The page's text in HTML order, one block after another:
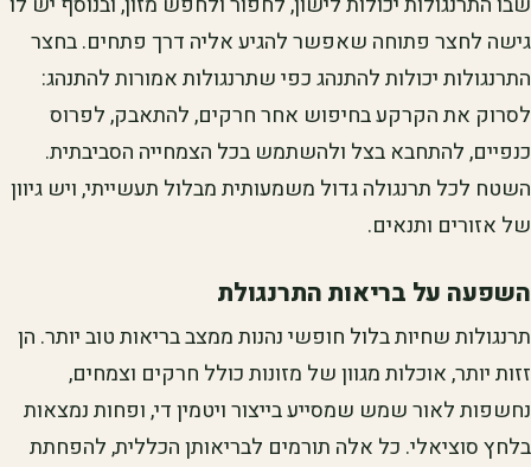
גישה לחצר פתוחה שאפשר להגיע אליה דרך פתחים. בחצר
התרנגולות יכולות להתנהג כפי שתרנגולות אמורות להתנהג:
לסרוק את הקרקע בחיפוש אחר חרקים, להתאבק, לפרוס
כנפיים, להתחבא בצל ולהשתמש בכל הצמחייה הסביבתית.
השטח לכל תרנגולה גדול משמעותית מבלול תעשייתי, ויש גיוון
של אזורים ותנאים.
השפעה על בריאות התרנגולת
תרנגולות שחיות בלול חופשי נהנות ממצב בריאות טוב יותר. הן
זזות יותר, אוכלות מגוון של מזונות כולל חרקים וצמחים,
נחשפות לאור שמש שמסייע בייצור ויטמין די, ופחות נמצאות
בלחץ סוציאלי. כל אלה תורמים לבריאותן הכללית, להפחתת